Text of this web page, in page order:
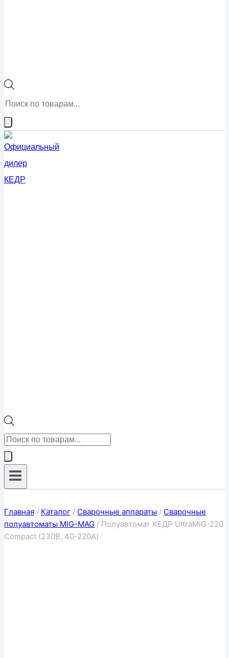
Поиск
товаров
Поиск
товаров
Главная / Каталог / Сварочные аппараты / Сварочные
полуавтоматы MIG-MAG / Полуавтомат КЕДР UltraMIG-220
Compact (230В, 40-220А)